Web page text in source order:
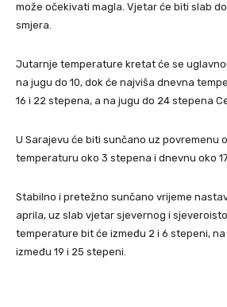
može očekivati magla. Vjetar će biti slab
smjera.
Jutarnje temperature kretat će se
na jugu do 10, dok će najviša dnevna
16 i 22 stepena, a na jugu do 24 stepena
U Sarajevu će biti sunčano uz povremenu
temperaturu oko 3 stepena i dnevnu oko
Stabilno i pretežno sunčano vrijeme
aprila, uz slab vjetar sjevernog i
temperature bit će između 2 i 6 stepeni, na
između 19 i 25 stepeni.